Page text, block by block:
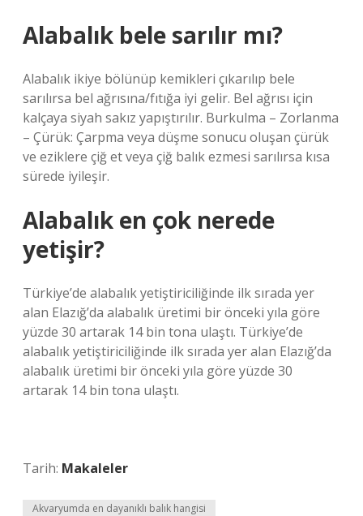
Alabalık bele sarılır mı?
Alabalık ikiye bölünüp kemikleri çıkarılıp bele
sarılırsa bel ağrısına/fıtığa iyi gelir. Bel ağrısı için
kalçaya siyah sakız yapıştırılır. Burkulma – Zorlanma
– Çürük: Çarpma veya düşme sonucu oluşan çürük
ve eziklere çiğ et veya çiğ balık ezmesi sarılırsa kısa
sürede iyileşir.
Alabalık en çok nerede
yetişir?
Türkiye’de alabalık yetiştiriciliğinde ilk sırada yer
alan Elazığ’da alabalık üretimi bir önceki yıla göre
yüzde 30 artarak 14 bin tona ulaştı. Türkiye’de
alabalık yetiştiriciliğinde ilk sırada yer alan Elazığ’da
alabalık üretimi bir önceki yıla göre yüzde 30
artarak 14 bin tona ulaştı.
Tarih: Makaleler
Akvaryumda en dayanıklı balık hangisi